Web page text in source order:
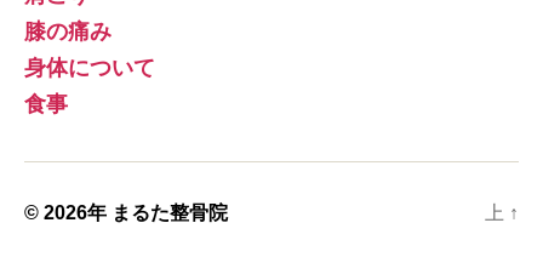
膝の痛み
身体について
食事
© 2026年 まるた整骨院 上 ↑